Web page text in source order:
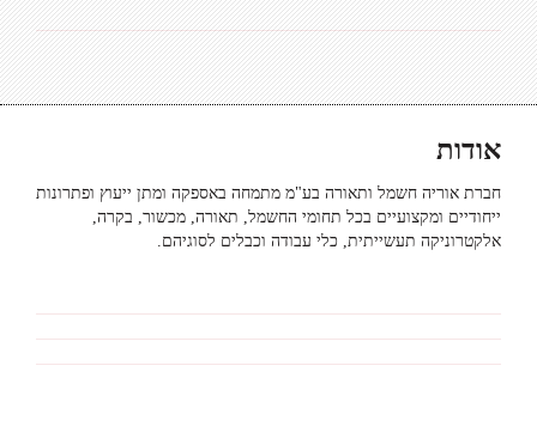
אודות
חברת אוריה חשמל ותאורה בע"מ מתמחה באספקה ומתן ייעוץ ופתרונות
ייחודיים ומקצועיים בכל תחומי החשמל, תאורה, מכשור, בקרה,
אלקטרוניקה תעשייתית, כלי עבודה וכבלים לסוגיהם.